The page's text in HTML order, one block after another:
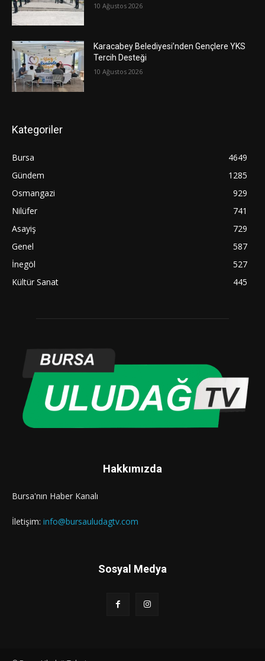
10 Ağustos 2026
Karacabey Belediyesi’nden Gençlere YKS
Tercih Desteği
10 Ağustos 2026
Kategoriler
Bursa
4649
Gündem
1285
Osmangazi
929
Nilüfer
741
Asayiş
729
Genel
587
İnegöl
527
Kültür Sanat
445
Hakkımızda
Bursa'nın Haber Kanalı
İletişim: info@bursauludagtv.com
Sosyal Medya